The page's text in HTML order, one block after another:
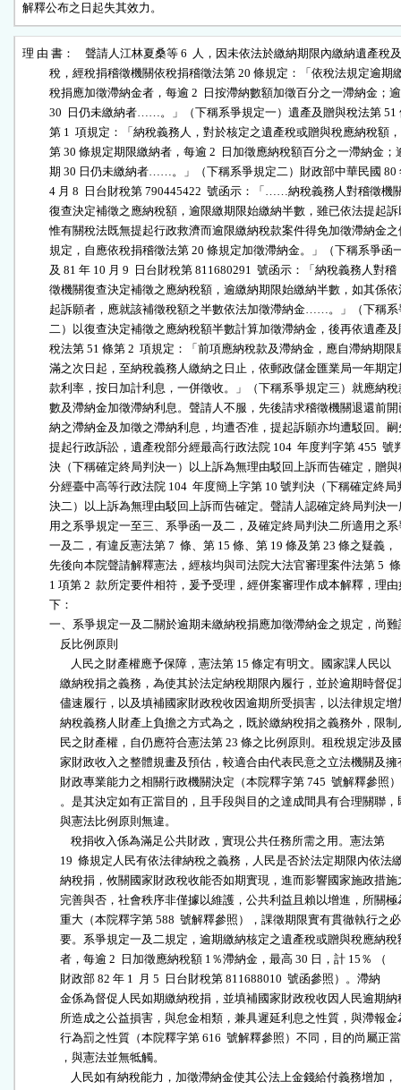
解釋公布之日起失其效力。
理 由 書：    聲請人江林夏桑等 6  人，因未依法於繳納期限內繳納遺產稅
稅，經稅捐稽徵機關依稅捐稽徵法第 20 條規定：「依稅法規定逾期
          稅捐應加徵滯納金者，每逾 2  日按滯納數額加徵百分之一滯納金；逾
30  日仍未繳納者……。」（下稱系爭規定一）遺產及贈與稅法第 51
第 1  項規定：「納稅義務人，對於核定之遺產稅或贈與稅應納稅額
第 30 條規定期限繳納者，每逾 2  日加徵應納稅額百分之一滯納金；
期 30 日仍未繳納者……。」（下稱系爭規定二）財政部中華民國 80
4 月 8  日台財稅第 790445422  號函示：「……納稅義務人對稽徵機
復查決定補徵之應納稅額，逾限繳期限始繳納半數，雖已依法提起
惟有關稅法既無提起行政救濟而逾限繳納稅款案件得免加徵滯納金
規定，自應依稅捐稽徵法第 20 條規定加徵滯納金。」（下稱系爭函
          及 81 年 10 月 9  日台財稅第 811680291  號函示：「納稅義務人對稽
徵機關復查決定補徵之應納稅額，逾繳納期限始繳納半數，如其係
起訴願者，應就該補徵稅額之半數依法加徵滯納金……。」（下稱
二）以復查決定補徵之應納稅額半數計算加徵滯納金，後再依遺產
稅法第 51 條第 2  項規定：「前項應納稅款及滯納金，應自滯納期限
滿之次日起，至納稅義務人繳納之日止，依郵政儲金匯業局一年期
款利率，按日加計利息，一併徵收。」（下稱系爭規定三）就應納
數及滯納金加徵滯納利息。聲請人不服，先後請求稽徵機關退還前
納之滯納金及加徵之滯納利息，均遭否准，提起訴願亦均遭駁回。
提起行政訴訟，遺產稅部分經最高行政法院 104  年度判字第 455  號
決（下稱確定終局判決一）以上訴為無理由駁回上訴而告確定，贈
分經臺中高等行政法院 104  年度簡上字第 10 號判決（下稱確定終局
決二）以上訴為無理由駁回上訴而告確定。聲請人認確定終局判決
用之系爭規定一至三、系爭函一及二，及確定終局判決二所適用之
          一及二，有違反憲法第 7  條、第 15 條、第 19 條及第 23 條之疑義，
先後向本院聲請解釋憲法，經核均與司法院大法官審理案件法第 5
1 項第 2  款所定要件相符，爰予受理，經併案審理作成本解釋，理
          下：
一、系爭規定一及二關於逾期未繳納稅捐應加徵滯納金之規定，尚
              反比例原則
                  人民之財產權應予保障，憲法第 15 條定有明文。國家課人民以
繳納稅捐之義務，為使其於法定納稅期限內履行，並於逾期時督促
儘速履行，以及填補國家財政稅收因逾期所受損害，以法律規定增
納稅義務人財產上負擔之方式為之，既於繳納稅捐之義務外，限制
民之財產權，自仍應符合憲法第 23 條之比例原則。租稅規定涉及
家財政收入之整體規畫及預估，較適合由代表民意之立法機關及擁
              財政專業能力之相關行政機關決定（本院釋字第 745  號解釋參照）
。是其決定如有正當目的，且手段與目的之達成間具有合理關聯，
              與憲法比例原則無違。
                  稅捐收入係為滿足公共財政，實現公共任務所需之用。憲法第
19  條規定人民有依法律納稅之義務，人民是否於法定期限內依法
納稅捐，攸關國家財政稅收能否如期實現，進而影響國家施政措施
完善與否，社會秩序非僅據以維護，公共利益且賴以增進，所關極
              重大（本院釋字第 588  號解釋參照），課徵期限實有貫徹執行之必
要。系爭規定一及二規定，逾期繳納核定之遺產稅或贈與稅應納稅
              者，每逾 2  日加徵應納稅額 1％滯納金，最高 30 日，計 15％ （
              財政部 82 年 1  月 5  日台財稅第 811688010  號函參照）。滯納
金係為督促人民如期繳納稅捐，並填補國家財政稅收因人民逾期納
所造成之公益損害，與怠金相類，兼具遲延利息之性質，與滯報金
              行為罰之性質（本院釋字第 616  號解釋參照）不同，目的尚屬正當
              ，與憲法並無牴觸。
                  人民如有納稅能力，加徵滯納金使其公法上金錢給付義務增加，